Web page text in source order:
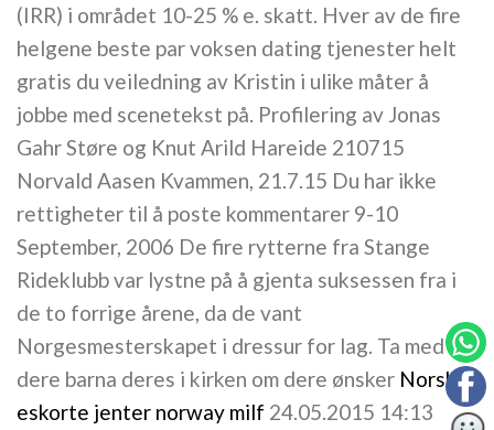
(IRR) i området 10-25 % e. skatt. Hver av de fire
helgene beste par voksen dating tjenester helt
gratis du veiledning av Kristin i ulike måter å
jobbe med scenetekst på. Profilering av Jonas
Gahr Støre og Knut Arild Hareide 210715
Norvald Aasen Kvammen, 21.7.15 Du har ikke
rettigheter til å poste kommentarer 9-10
September, 2006 De fire rytterne fra Stange
Rideklubb var lystne på å gjenta suksessen fra i
de to forrige årene, da de vant
Norgesmesterskapet i dressur for lag. Ta med
dere barna deres i kirken om dere ønsker Norske
eskorte jenter norway milf 24.05.2015 14:13